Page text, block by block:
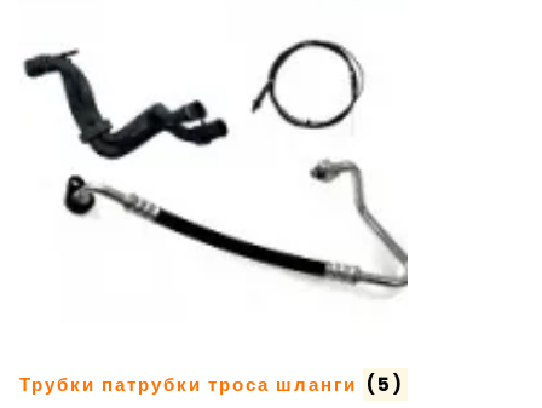
Трубки патрубки троса шланги (5)